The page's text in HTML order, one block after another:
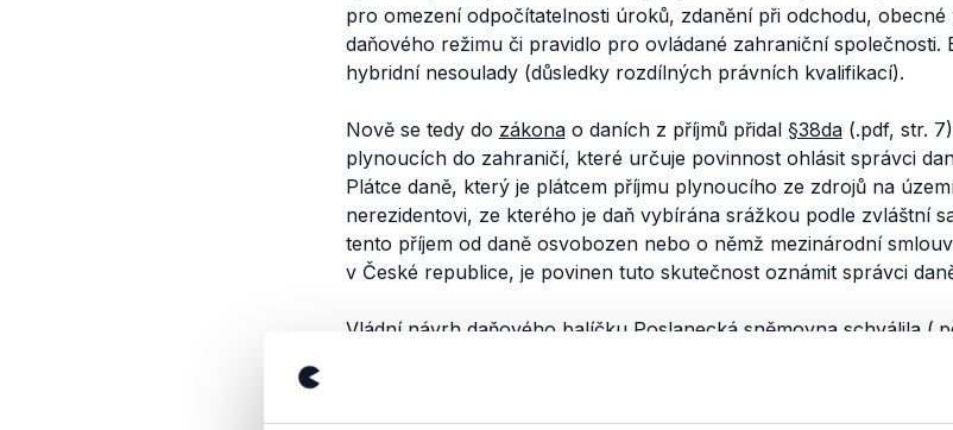
pro omezení odpočítatelnosti úroků, zdanění při odchodu,
daňového režimu či pravidlo pro ovládané zahraniční společnosti.
hybridní nesoulady (důsledky rozdílných právních kvalifikací).
Nově se tedy do zákonao daních z příjmů přidal §38da(.pdf, str.
plynoucích do zahraničí, které určuje povinnost ohlásit správci
Plátce daně, který je plátcem příjmu plynoucího ze zdrojů na
nerezidentovi, ze kterého je daň vybírána srážkou podle zvláštní
tento příjem od daně osvobozen nebo o němž mezinárodní
v České republice, je povinen tuto skutečnost oznámit správci
Vládní návrhdaňového balíčku Poslanecká sněmovna schválila
některých pozměňovacích návrhů, které se však netýkaly